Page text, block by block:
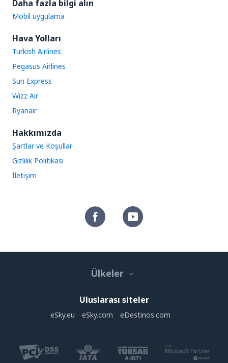
Daha fazla bilgi alın
Mobil uygulama
Hava Yolları
Turkish Airlines
Pegasus Airlines
Sun Express
Wizz Air
Ryanair
Hakkımızda
Şartlar ve Koşullar
Gizlilik Politikası
İletişim
Ülkeler
Uluslarası siteler
eSky.eu eSky.com eDestinos.com